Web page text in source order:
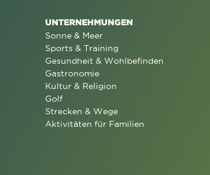
UNTERNEHMUNGEN
Sonne & Meer
Sports & Training
Gesundheit & Wohlbefinden
Gastronomie
Kultur & Religion
Golf
Strecken & Wege
Aktivitäten für Familien